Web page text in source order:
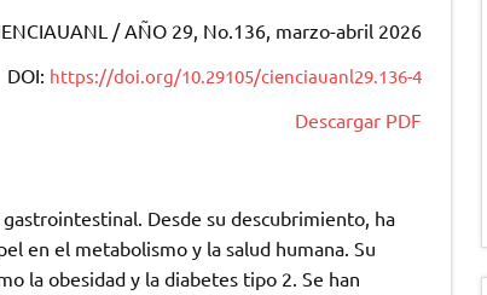
/ AÑO 29, No.136, marzo-abril 2026
DOI: https://doi.org/10.29105/cienciauanl29.136-4
Descargar PDF
Desde su descubrimiento, ha
en el metabolismo y la salud humana. Su
la obesidad y la diabetes tipo 2. Se han